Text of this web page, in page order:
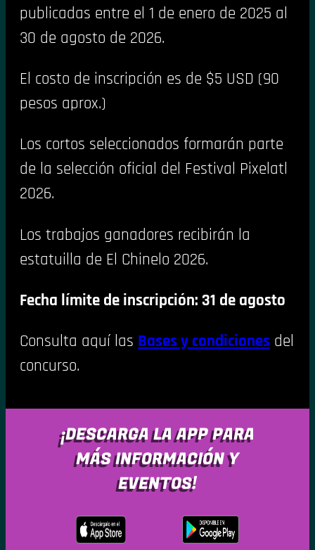
publicadas entre el 1 de enero de 2025 al
30 de agosto de 2026.
El costo de inscripción es de $5 USD (90
pesos aprox.)
Los cortos seleccionados formarán parte
de la selección oficial del Festival Pixelatl
2026.
Los trabajos ganadores recibirán la
estatuilla de El Chinelo 2026.
Fecha límite de inscripción: 31 de agosto
Consulta aquí las Bases y condiciones del
concurso.
¡DESCARGA LA APP PARA
MÁS INFORMACIÓN Y
EVENTOS!